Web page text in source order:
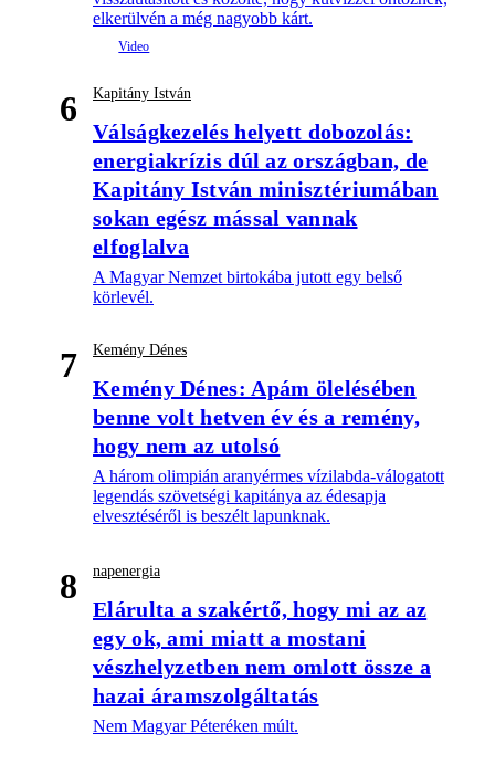
elkerülvén a még nagyobb kárt.
6 Kapitány István
Válságkezelés helyett dobozolás:
energiakrízis dúl az országban, de
Kapitány István minisztériumában
sokan egész mással vannak
elfoglalva
A Magyar Nemzet birtokába jutott egy belső
körlevél.
7 Kemény Dénes
Kemény Dénes: Apám ölelésében
benne volt hetven év és a remény,
hogy nem az utolsó
A három olimpián aranyérmes vízilabda-válogatott
legendás szövetségi kapitánya az édesapja
elvesztéséről is beszélt lapunknak.
8 napenergia
Elárulta a szakértő, hogy mi az az
egy ok, ami miatt a mostani
vészhelyzetben nem omlott össze a
hazai áramszolgáltatás
Nem Magyar Péteréken múlt.